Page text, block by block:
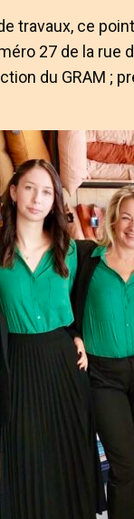
travaux, ce
27 de la rue
du GRAM ;